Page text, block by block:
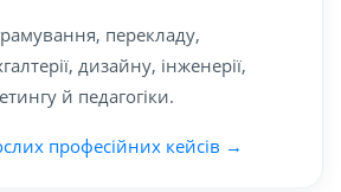
перекладу,
дизайну, інженерії,
й педагогіки.
професійних кейсів →